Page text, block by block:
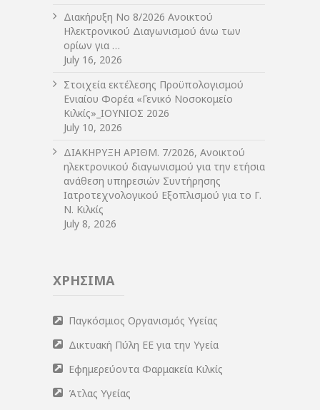
Διακήρυξη Νο 8/2026 Ανοικτού
Ηλεκτρονικού Διαγωνισμού άνω των
ορίων για …
July 16, 2026
Στοιχεία εκτέλεσης Προϋπολογισμού
Ενιαίου Φορέα «Γενικό Νοσοκομείο
Κιλκίς»_ΙΟΥΝΙΟΣ 2026
July 10, 2026
ΔIΑΚΗΡΥΞΗ ΑΡIΘΜ. 7/2026, Ανοικτού
ηλεκτρονικού διαγωνισμού για την ετήσια
ανάθεση υπηρεσιών Συντήρησης
Ιατροτεχνολογικού Εξοπλισμού για το Γ.
Ν. Κιλκίς
July 8, 2026
ΧΡΗΣΙΜΑ
Παγκόσμιος Οργανισμός Υγείας
Δικτυακή Πύλη ΕΕ για την Υγεία
Εφημερεύοντα Φαρμακεία Κιλκίς
Άτλας Υγείας